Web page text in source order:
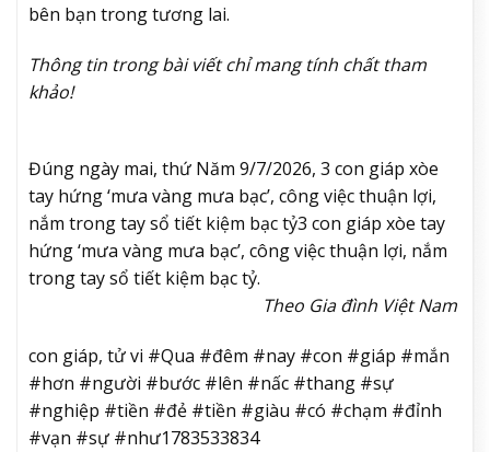
bên bạn trong tương lai.
Thông tin trong bài viết chỉ mang tính chất tham
khảo!
Đúng ngày mai, thứ Năm 9/7/2026, 3 con giáp xòe
tay hứng ‘mưa vàng mưa bạc’, công việc thuận lợi,
nắm trong tay sổ tiết kiệm bạc tỷ3 con giáp xòe tay
hứng ‘mưa vàng mưa bạc’, công việc thuận lợi, nắm
trong tay sổ tiết kiệm bạc tỷ.
Theo Gia đình Việt Nam
con giáp, tử vi #Qua #đêm #nay #con #giáp #mắn
#hơn #người #bước #lên #nấc #thang #sự
#nghiệp #tiền #đẻ #tiền #giàu #có #chạm #đỉnh
#vạn #sự #như1783533834